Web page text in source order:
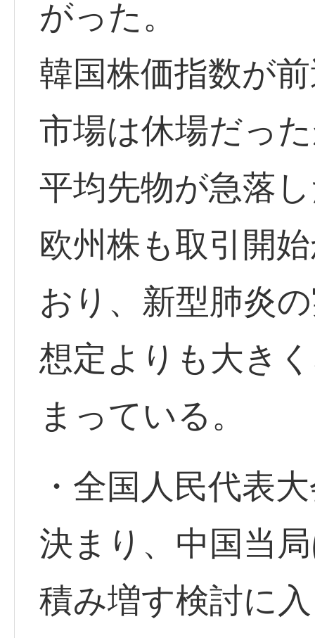
がった。
韓国株価指数が
市場は休場だっ
平均先物が急落
欧州株も取引開
おり、新型肺炎
想定よりも大き
まっている。
・全国人民代表
決まり、中国当
積み増す検討に